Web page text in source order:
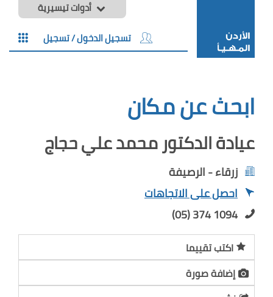
أدوات تيسيرية
تسجيل الدخول / تسجيل
ابحث عن مكان
عيادة الدكتور محمد علي حجاج
زرقاء - الرصيفة
احصل على الاتجاهات
(05) 374 1094
اكتب تقييما
إضافة صورة